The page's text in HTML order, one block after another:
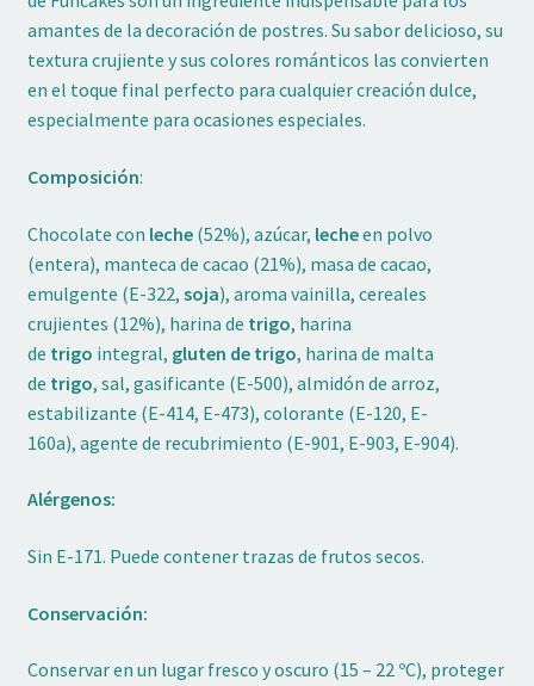
amantes de la decoración de postres. Su sabor delicioso, su
textura crujiente y sus colores románticos las convierten
en el toque final perfecto para cualquier creación dulce,
especialmente para ocasiones especiales.
Composición:
Chocolate con leche(52%), azúcar, lecheen polvo
(entera), manteca de cacao (21%), masa de cacao,
emulgente (E-322, soja), aroma vainilla, cereales
crujientes (12%), harina de trigo, harina
de trigo integral, gluten de trigo, harina de malta
de trigo, sal, gasificante (E-500), almidón de arroz,
estabilizante (E-414, E-473), colorante (E-120, E-
160a), agente de recubrimiento (E-901, E-903, E-904).
Alérgenos:
Sin E-171. Puede contener trazas de frutos secos.
Conservación:
Conservar en un lugar fresco y oscuro (15 – 22 ºC), proteger